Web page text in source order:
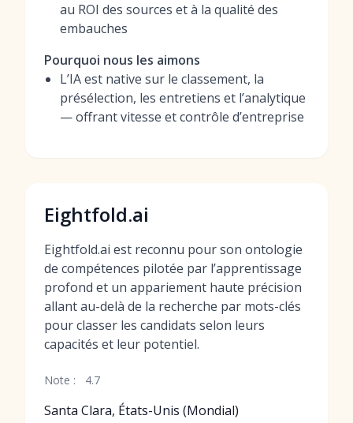
au ROI des sources et à la qualité des
embauches
Pourquoi nous les aimons
L’IA est native sur le classement, la
présélection, les entretiens et l’analytique
— offrant vitesse et contrôle d’entreprise
Eightfold.ai
Eightfold.ai est reconnu pour son ontologie
de compétences pilotée par l’apprentissage
profond et un appariement haute précision
allant au-delà de la recherche par mots-clés
pour classer les candidats selon leurs
capacités et leur potentiel.
Note : 4.7
Santa Clara, États-Unis (Mondial)